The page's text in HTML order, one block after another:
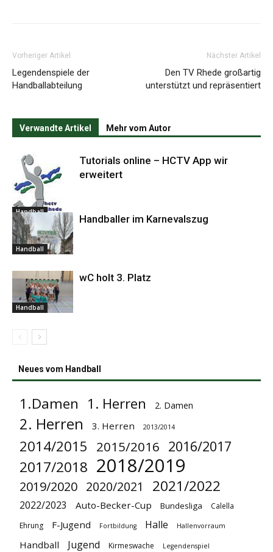
Vorheriger Artikel
Legendenspiele der
Handballabteilung
Nächster Artikel
Den TV Rhede großartig
unterstützt und repräsentiert
Verwandte Artikel Mehr vom Autor
Handball
Tutorials online – HCTV App wir
erweitert
Handball
Handballer im Karnevalszug
Handball
wC holt 3. Platz
Neues vom Handball
1.Damen 1. Herren 2. Damen
2. Herren 3. Herren 2013/2014
2014/2015 2015/2016 2016/2017
2017/2018 2018/2019
2019/2020 2020/2021 2021/2022
2022/2023 Auto-Becker-Cup Bundesliga
Calella
Ehrung
F-Jugend Fortbildung Halle Hallenvorraum
Handball Jugend Kirmeswache Legendenspiel